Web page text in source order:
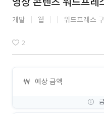
개발 웹 워드프레스
2
예상 금액